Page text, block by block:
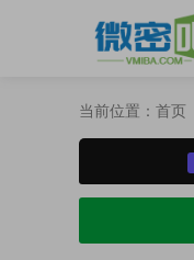
当前位置： 首页